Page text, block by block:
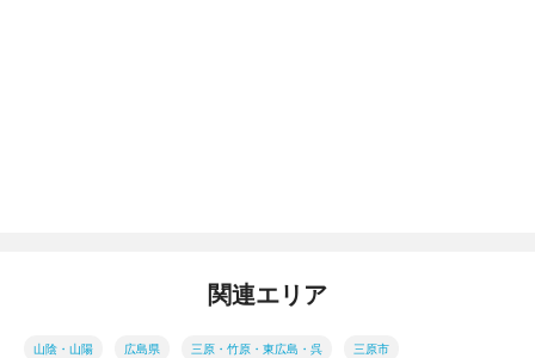
関連エリア
山陰・山陽 広島県 三原・竹原・東広島・呉 三原市